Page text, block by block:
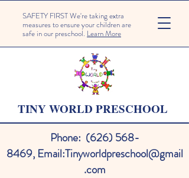
SAFETY FIRST We're taking extra
measures to ensure your children are
safe in our preschool. Learn More
TINY WORLD PRESCHOOL
Phone: (626) 568-
8469, Email:Tinyworldpreschool@gmail
.com